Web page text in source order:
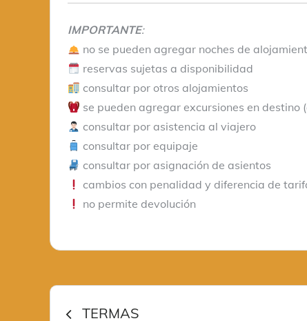
IMPORTANTE:
no se pueden agregar noches de
reservas sujetas a disponibilidad
consultar por otros alojamientos
se pueden agregar excursiones en destino
consultar por asistencia al viajero
consultar por equipaje
consultar por asignación de asientos
cambios con penalidad y diferencia de
no permite devolución
Navegación
TERMAS